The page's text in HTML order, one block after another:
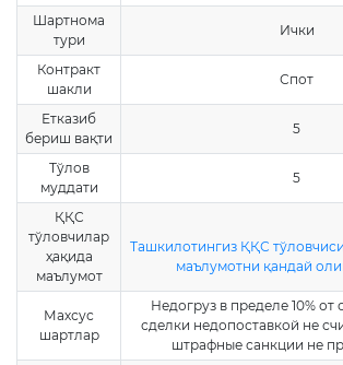
Шартнома
тури
Ички
Контракт
шакли
Спот
Етказиб
бериш вақти
5
Тўлов
муддати
5
ҚҚС
тўловчилар
ҳақида
маълумот
Ташкилотингиз ҚҚС
маълумотни қандай
Махсус
шартлар
Недогруз в пределе 10%
сделки недопоставкой не
штрафные санкции не